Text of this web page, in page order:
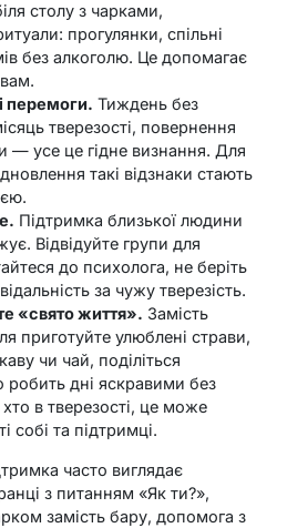
столу з чарками,
прогулянки, спільні
без алкоголю. Це допомагає
перемоги. Тиждень без
тверезості, повернення
— усе це гідне визнання. Для
такі відзнаки стають
Підтримка близької людини
Відвідуйте групи для
до психолога, не беріть
за чужу тверезість.
«свято життя». Замість
приготуйте улюблені страви,
чи чай, поділіться
робить дні яскравими без
в тверезості, це може
собі та підтримці.
часто виглядає
з питанням «Як ти?»,
замість бару, допомога з